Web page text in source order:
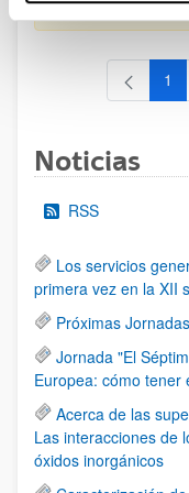
al 30/07/2026
1
Noticias
RSS
Los servicios
primera vez en la XII
Próximas
Jornada "El
Europea: cómo tener
Acerca de las
Las interacciones de
óxidos inorgánicos